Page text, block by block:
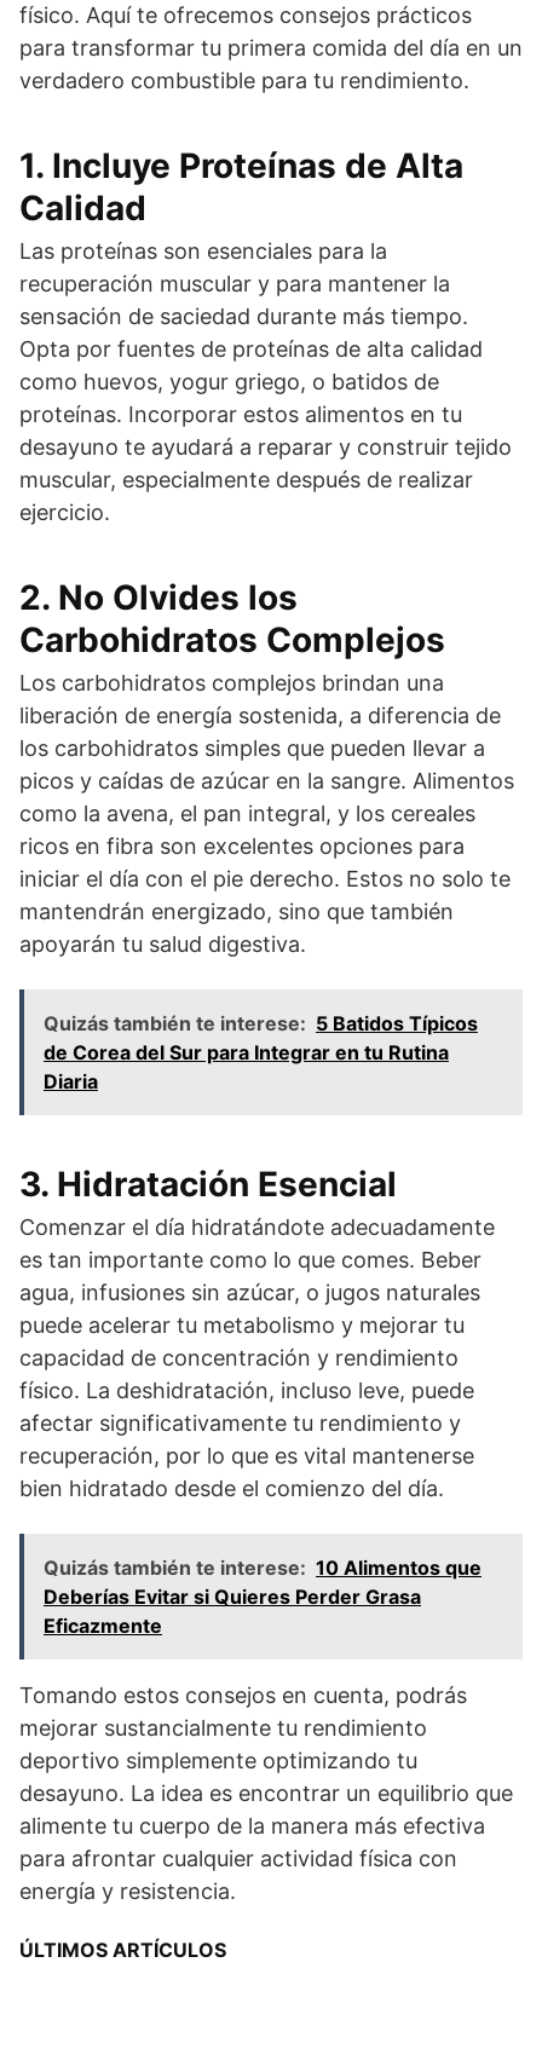
físico. Aquí te ofrecemos consejos prácticos
para transformar tu primera comida del día en un
verdadero combustible para tu rendimiento.
1. Incluye Proteínas de Alta
Calidad
Las proteínas son esenciales para la
recuperación muscular y para mantener la
sensación de saciedad durante más tiempo.
Opta por fuentes de proteínas de alta calidad
como huevos, yogur griego, o batidos de
proteínas. Incorporar estos alimentos en tu
desayuno te ayudará a reparar y construir tejido
muscular, especialmente después de realizar
ejercicio.
2. No Olvides los
Carbohidratos Complejos
Los carbohidratos complejos brindan una
liberación de energía sostenida, a diferencia de
los carbohidratos simples que pueden llevar a
picos y caídas de azúcar en la sangre. Alimentos
como la avena, el pan integral, y los cereales
ricos en fibra son excelentes opciones para
iniciar el día con el pie derecho. Estos no solo te
mantendrán energizado, sino que también
apoyarán tu salud digestiva.
Quizás también te interese: 5 Batidos Típicos
de Corea del Sur para Integrar en tu Rutina
Diaria
3. Hidratación Esencial
Comenzar el día hidratándote adecuadamente
es tan importante como lo que comes. Beber
agua, infusiones sin azúcar, o jugos naturales
puede acelerar tu metabolismo y mejorar tu
capacidad de concentración y rendimiento
físico. La deshidratación, incluso leve, puede
afectar significativamente tu rendimiento y
recuperación, por lo que es vital mantenerse
bien hidratado desde el comienzo del día.
Quizás también te interese: 10 Alimentos que
Deberías Evitar si Quieres Perder Grasa
Eficazmente
Tomando estos consejos en cuenta, podrás
mejorar sustancialmente tu rendimiento
deportivo simplemente optimizando tu
desayuno. La idea es encontrar un equilibrio que
alimente tu cuerpo de la manera más efectiva
para afrontar cualquier actividad física con
energía y resistencia.
ÚLTIMOS ARTÍCULOS